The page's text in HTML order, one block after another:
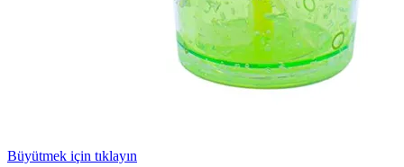
Büyütmek için tıklayın